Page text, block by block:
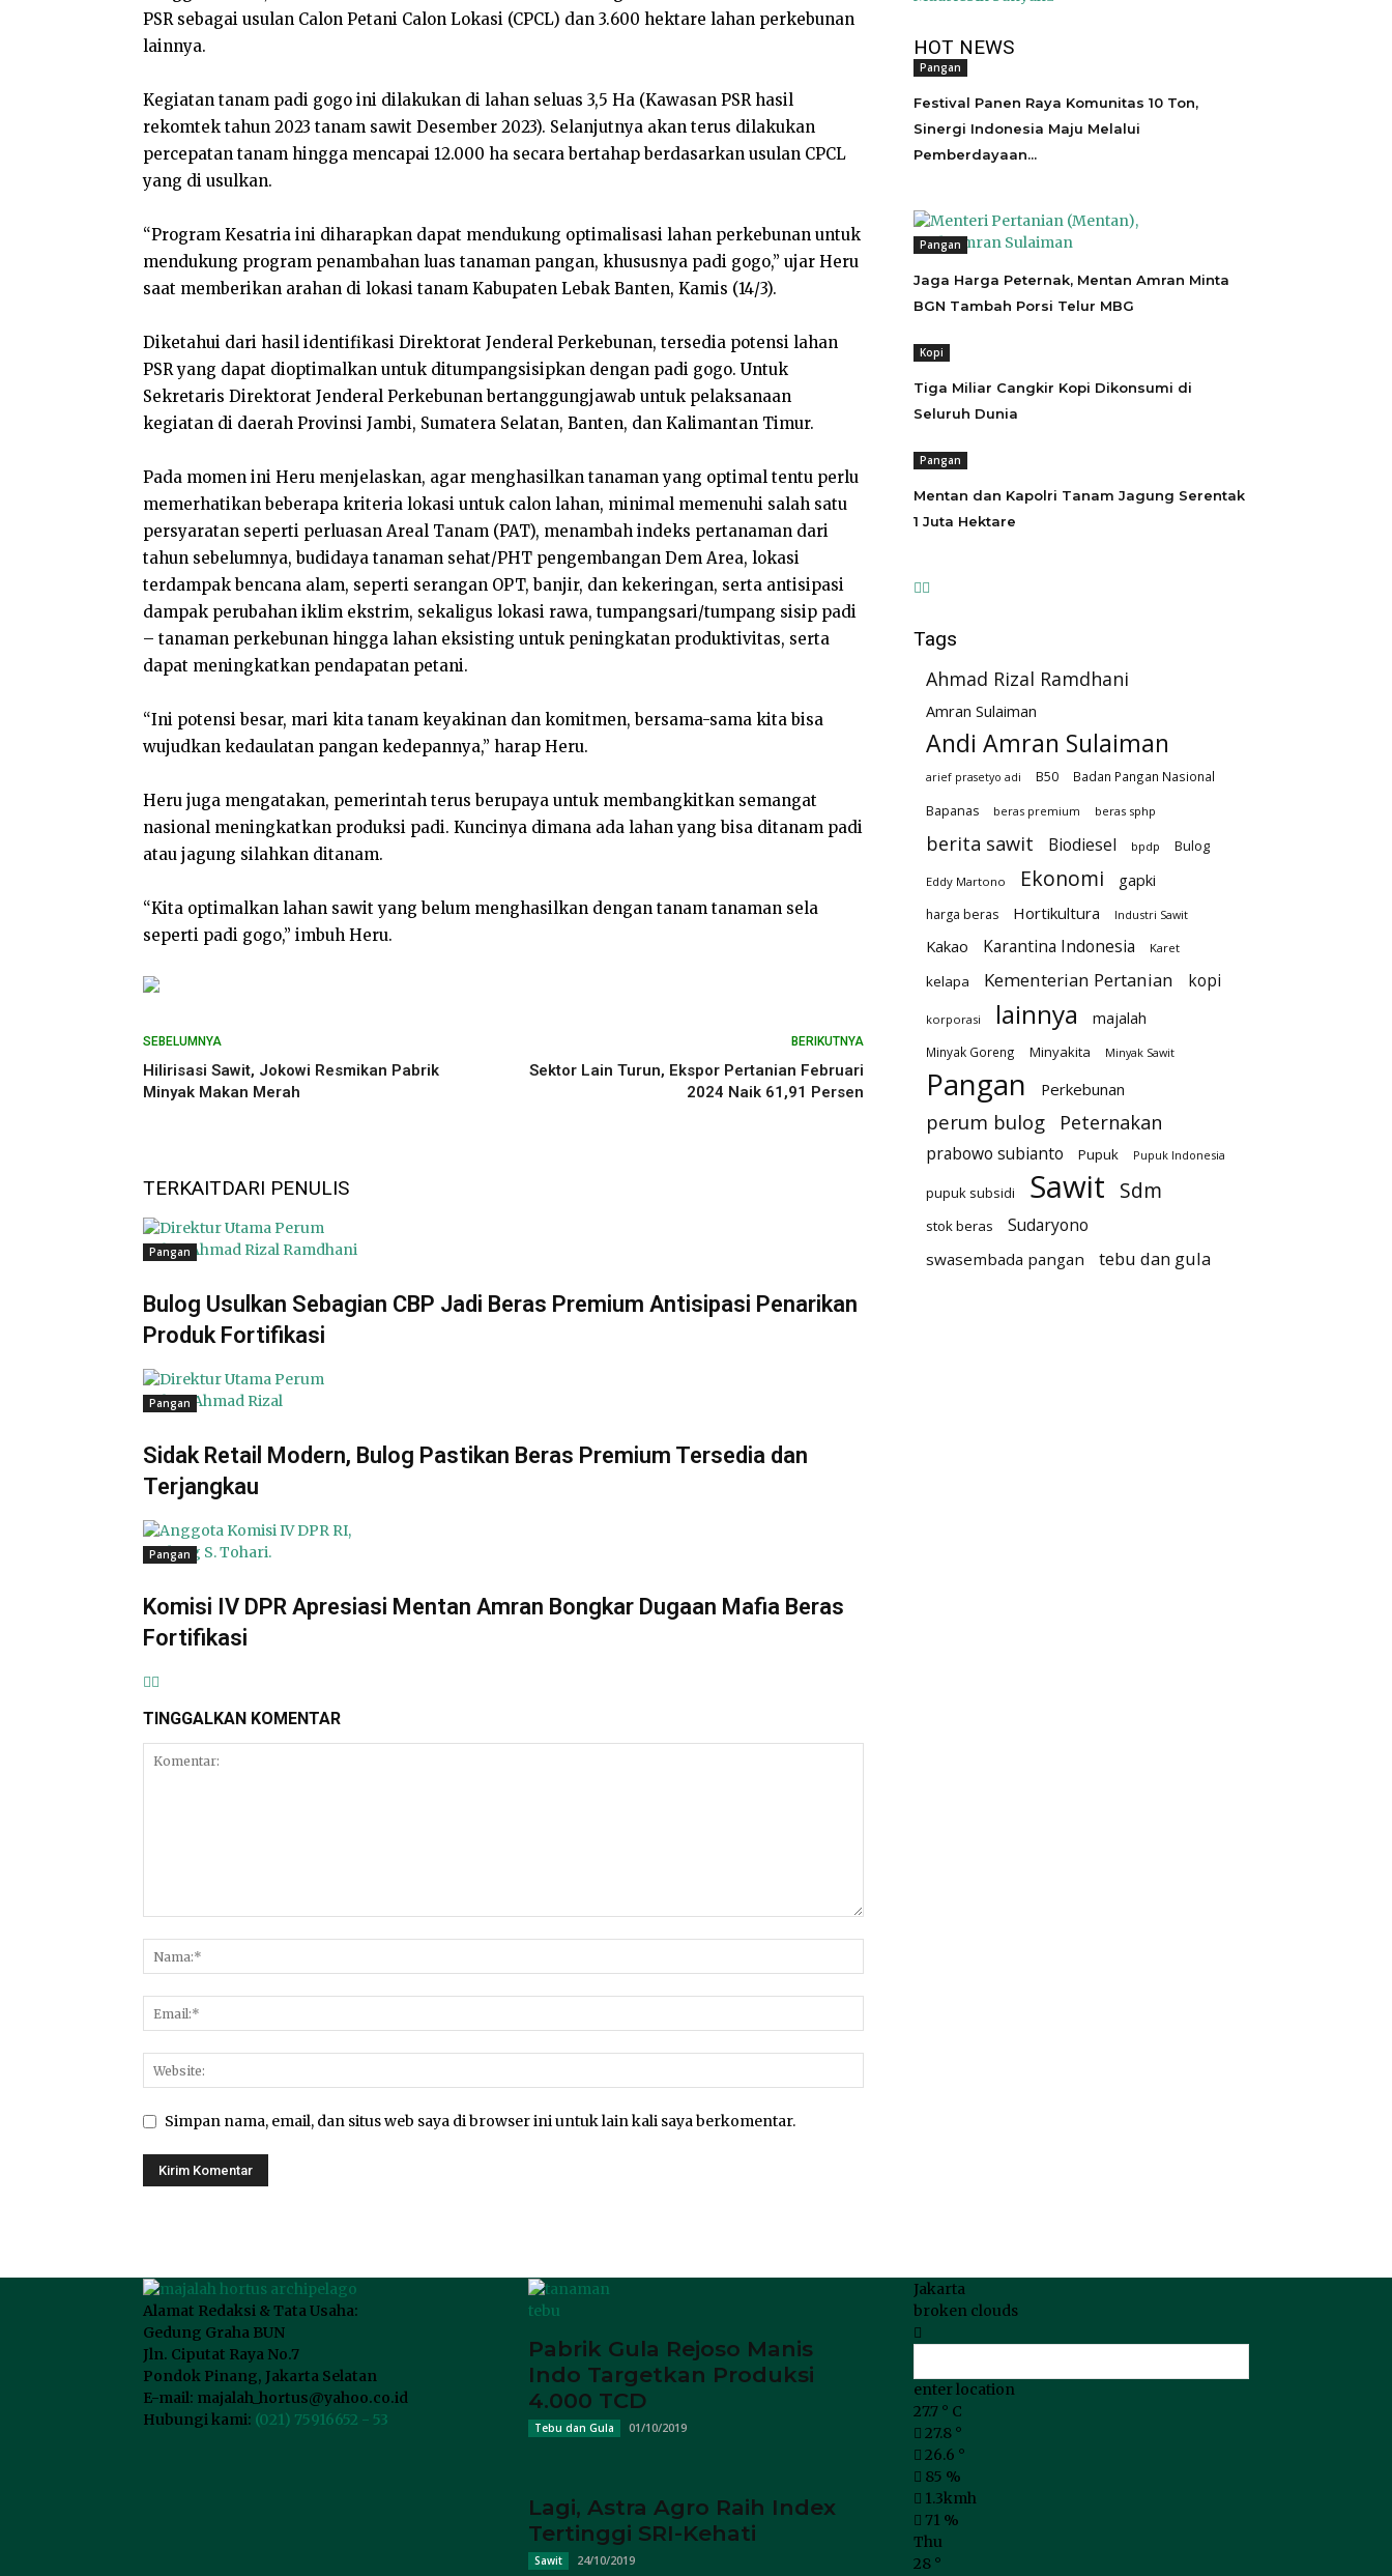
PSR sebagai usulan Calon Petani Calon Lokasi (CPCL) dan 3.600 hektare lahan perkebunan
lainnya.
Kegiatan tanam padi gogo ini dilakukan di lahan seluas 3,5 Ha (Kawasan PSR hasil
rekomtek tahun 2023 tanam sawit Desember 2023). Selanjutnya akan terus dilakukan
percepatan tanam hingga mencapai 12.000 ha secara bertahap berdasarkan usulan CPCL
yang di usulkan.
“Program Kesatria ini diharapkan dapat mendukung optimalisasi lahan perkebunan untuk
mendukung program penambahan luas tanaman pangan, khususnya padi gogo,” ujar Heru
saat memberikan arahan di lokasi tanam Kabupaten Lebak Banten, Kamis (14/3).
Diketahui dari hasil identifikasi Direktorat Jenderal Perkebunan, tersedia potensi lahan
PSR yang dapat dioptimalkan untuk ditumpangsisipkan dengan padi gogo. Untuk
Sekretaris Direktorat Jenderal Perkebunan bertanggungjawab untuk pelaksanaan
kegiatan di daerah Provinsi Jambi, Sumatera Selatan, Banten, dan Kalimantan Timur.
Pada momen ini Heru menjelaskan, agar menghasilkan tanaman yang optimal tentu perlu
memerhatikan beberapa kriteria lokasi untuk calon lahan, minimal memenuhi salah satu
persyaratan seperti perluasan Areal Tanam (PAT), menambah indeks pertanaman dari
tahun sebelumnya, budidaya tanaman sehat/PHT pengembangan Dem Area, lokasi
terdampak bencana alam, seperti serangan OPT, banjir, dan kekeringan, serta antisipasi
dampak perubahan iklim ekstrim, sekaligus lokasi rawa, tumpangsari/tumpang sisip padi
– tanaman perkebunan hingga lahan eksisting untuk peningkatan produktivitas, serta
dapat meningkatkan pendapatan petani.
“Ini potensi besar, mari kita tanam keyakinan dan komitmen, bersama-sama kita bisa
wujudkan kedaulatan pangan kedepannya,” harap Heru.
Heru juga mengatakan, pemerintah terus berupaya untuk membangkitkan semangat
nasional meningkatkan produksi padi. Kuncinya dimana ada lahan yang bisa ditanam padi
atau jagung silahkan ditanam.
“Kita optimalkan lahan sawit yang belum menghasilkan dengan tanam tanaman sela
seperti padi gogo,” imbuh Heru.
SEBELUMNYA
Hilirisasi Sawit, Jokowi Resmikan Pabrik
Minyak Makan Merah
BERIKUTNYA
Sektor Lain Turun, Ekspor Pertanian Februari
2024 Naik 61,91 Persen
TERKAITDARI PENULIS
Pangan
Bulog Usulkan Sebagian CBP Jadi Beras Premium Antisipasi Penarikan
Produk Fortifikasi
Pangan
Sidak Retail Modern, Bulog Pastikan Beras Premium Tersedia dan
Terjangkau
Pangan
Komisi IV DPR Apresiasi Mentan Amran Bongkar Dugaan Mafia Beras
Fortifikasi
TINGGALKAN KOMENTAR
Simpan nama, email, dan situs web saya di browser ini untuk lain kali saya berkomentar.
HOT NEWS
Pangan
Festival Panen Raya Komunitas 10 Ton,
Sinergi Indonesia Maju Melalui
Pemberdayaan...
Pangan
Jaga Harga Peternak, Mentan Amran Minta
BGN Tambah Porsi Telur MBG
Kopi
Tiga Miliar Cangkir Kopi Dikonsumi di
Seluruh Dunia
Pangan
Mentan dan Kapolri Tanam Jagung Serentak
1 Juta Hektare
Tags
Ahmad Rizal Ramdhani
Amran Sulaiman
Andi Amran Sulaiman
arief prasetyo adi B50 Badan Pangan Nasional
Bapanas beras premium beras sphp
berita sawit Biodiesel bpdp Bulog
Eddy Martono Ekonomi gapki
harga beras Hortikultura Industri Sawit
Kakao Karantina Indonesia Karet
kelapa Kementerian Pertanian kopi
korporasi lainnya majalah
Minyak Goreng Minyakita Minyak Sawit
Pangan Perkebunan
perum bulog Peternakan
prabowo subianto Pupuk Pupuk Indonesia
pupuk subsidi Sawit Sdm
stok beras Sudaryono
swasembada pangan tebu dan gula
Alamat Redaksi & Tata Usaha:
Gedung Graha BUN
Jln. Ciputat Raya No.7
Pondok Pinang, Jakarta Selatan
E-mail: majalah_hortus@yahoo.co.id
Hubungi kami: (021) 75916652 - 53
Pabrik Gula Rejoso Manis
Indo Targetkan Produksi
4.000 TCD
Tebu dan Gula 01/10/2019
Lagi, Astra Agro Raih Index
Tertinggi SRI-Kehati
Sawit 24/10/2019
Jakarta
broken clouds
enter location
27.7 ° C
27.8 °
26.6 °
85 %
1.3kmh
71 %
Thu
28 °